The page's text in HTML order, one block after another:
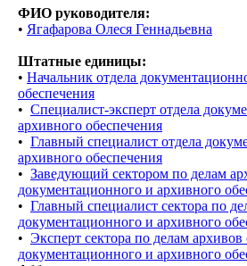
ФИО руководителя:
• Ягафарова Олеся Геннадьевна
Штатные единицы:
• Начальник отдела
обеспечения
• Специалист-эксперт отдела
архивного обеспечения
• Главный специалист отдела
архивного обеспечения
• Заведующий сектором по делам
документационного и архивного
• Главный специалист сектора по
документационного и архивного
• Эксперт сектора по делам архивов
документационного и архивного